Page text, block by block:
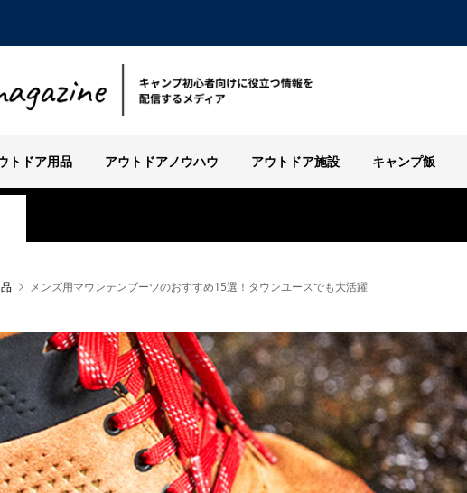
トドア用品 アウトドアノウハウ アウトドア施設 キャンプ飯
メンズ用マウンテンブーツのおすすめ15選！タウンユースでも大活躍